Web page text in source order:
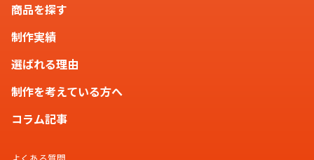
商品を探す
制作実績
選ばれる理由
制作を考えている方へ
コラム記事